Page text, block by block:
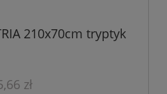
210x70cm tryptyk
zł